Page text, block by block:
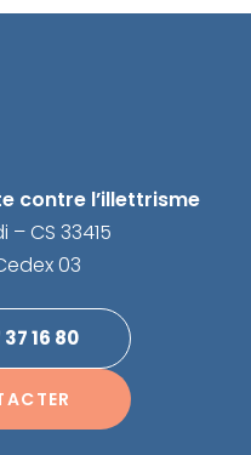
contre l’illettrisme
CS 33415
03
16 80